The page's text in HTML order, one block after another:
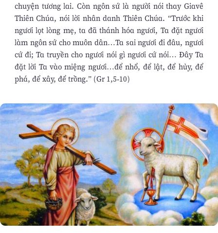
chuyện tương lai. Còn ngôn sứ là người nói thay Giavê
Thiên Chúa, nói lời nhân danh Thiên Chúa. “Trước khi
ngươi lọt lòng mẹ, ta đã thánh hóa ngươi, Ta đặt ngươi
làm ngôn sứ cho muôn dân…Ta sai ngươi đi đâu, ngươi
cứ đi; Ta truyền cho ngươi nói gì ngươi cứ nói… Đây Ta
đặt lời Ta vào miệng ngươi…để nhổ, để lật, để hủy, để
phá, để xây, để trồng.” (Gr 1,5-10)